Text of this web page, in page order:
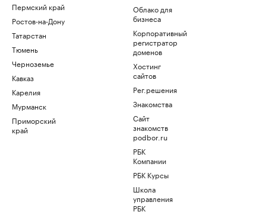
Пермский край
Ростов-на-Дону
Татарстан
Тюмень
Черноземье
Кавказ
Карелия
Мурманск
Приморский
край
Облако для
бизнеса
Корпоративный
регистратор
доменов
Хостинг
сайтов
Рег.решения
Знакомства
Сайт
знакомств
podbor.ru
РБК
Компании
РБК Курсы
Школа
управления
РБК